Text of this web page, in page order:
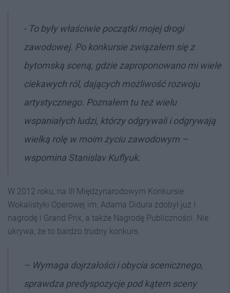
- To były właściwie początki mojej drogi
zawodowej. Po konkursie związałem się z
bytomską sceną, gdzie zaproponowano mi wiele
ciekawych ról, dających możliwość rozwoju
artystycznego. Poznałem tu też wielu
wspaniałych ludzi, którzy odgrywali i odgrywają
wielką rolę w moim życiu zawodowym –
wspomina Stanislav Kuflyuk.
W 2012 roku, na III Międzynarodowym Konkursie
Wokalistyki Operowej im. Adama Didura zdobył już I
nagrodę i Grand Prix, a także Nagrodę Publiczności. Nie
ukrywa, że to bardzo trudny konkurs.
– Wymaga dojrzałości i obycia scenicznego,
sprawdza predyspozycje pod kątem sceny